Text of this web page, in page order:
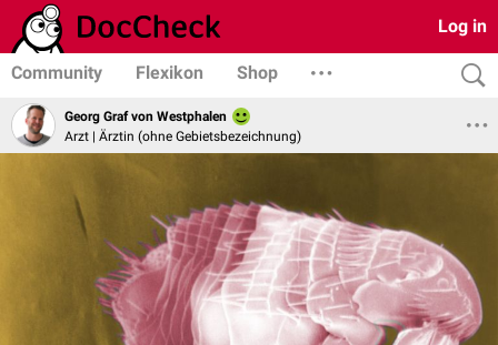
Log in
Community Flexikon Shop
Georg Graf von Westphalen
Arzt | Ärztin (ohne Gebietsbezeichnung)